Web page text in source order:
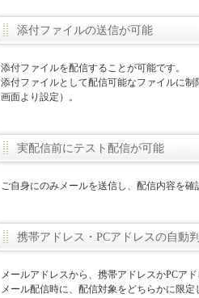
添付ファイルの送信が可能
添付ファイルを配信することが可能です。
添付ファイルとして配信可能なファイルに
画面より設定）。
実配信前にテスト配信が可能
ご自身にのみメールを送信し、配信内容を確
携帯アドレス・PCアドレスの自動
メールアドレスから、携帯アドレスかPCア
メール配信時に、配信対象をどちらかに限